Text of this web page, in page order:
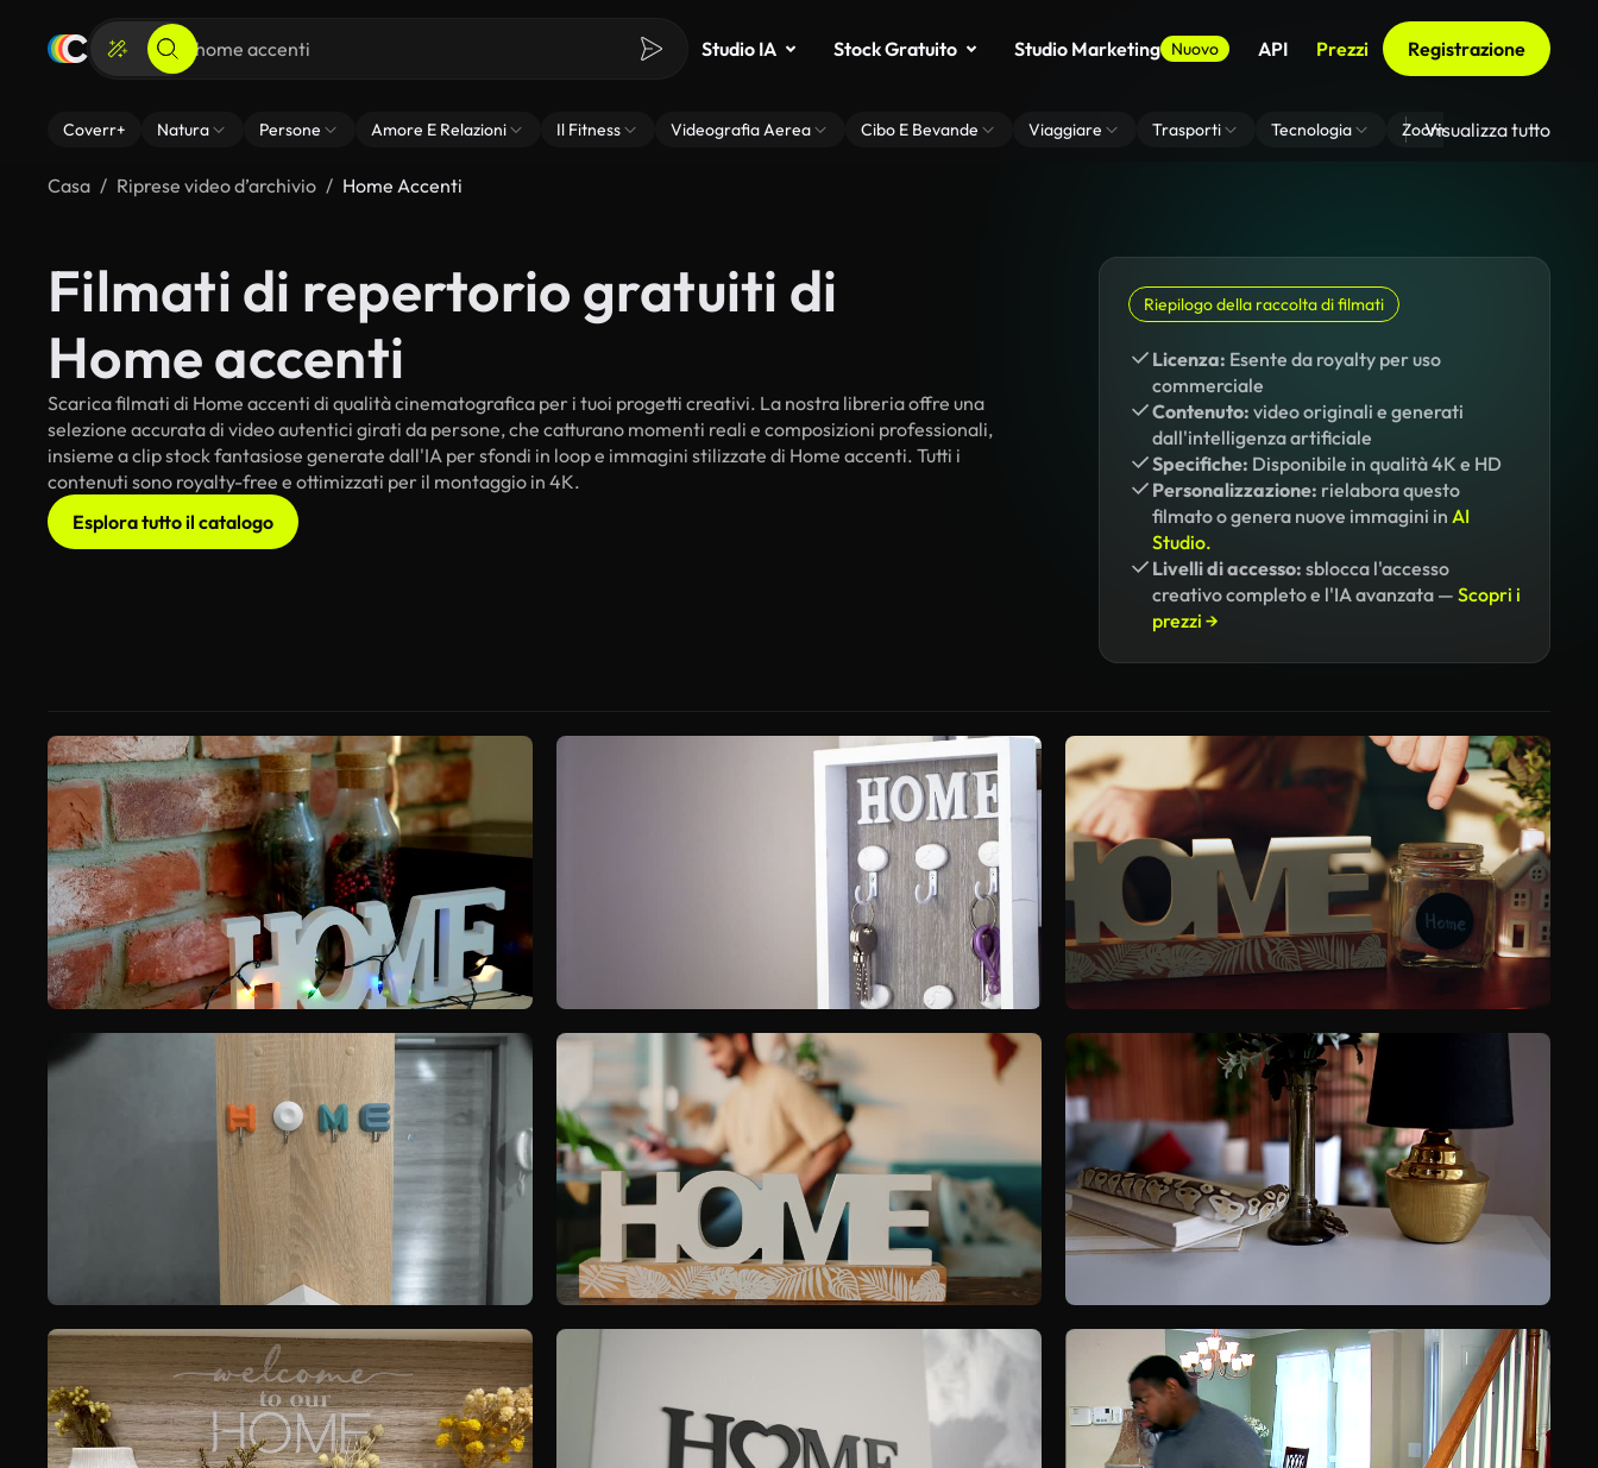
Studio IA Stock Gratuito Studio Marketing Nuovo API Prezzi Registrazione
Coverr+ Natura Persone Amore E Relazioni Il Fitness Videografia Aerea Cibo E Bevande Viaggiare Trasporti Tecnologia Zoom Di Sfondo Virtuale
Visualizza tutto
Casa Riprese video d’archivio Home Accenti
Filmati di repertorio gratuiti di
Home accenti
Scarica filmati di Home accenti di qualità cinematografica per i tuoi progetti creativi. La nostra libreria offre una
selezione accurata di video autentici girati da persone, che catturano momenti reali e composizioni professionali,
insieme a clip stock fantasiose generate dall'IA per sfondi in loop e immagini stilizzate di Home accenti. Tutti i
contenuti sono royalty-free e ottimizzati per il montaggio in 4K.
Esplora tutto il catalogo
Riepilogo della raccolta di filmati
Licenza: Esente da royalty per uso
commerciale
Contenuto: video originali e generati
dall'intelligenza artificiale
Specifiche: Disponibile in qualità 4K e HD
Personalizzazione: rielabora questo
filmato o genera nuove immagini in AI
Studio.
Livelli di accesso: sblocca l'accesso
creativo completo e l'IA avanzata — Scopri i
prezzi →